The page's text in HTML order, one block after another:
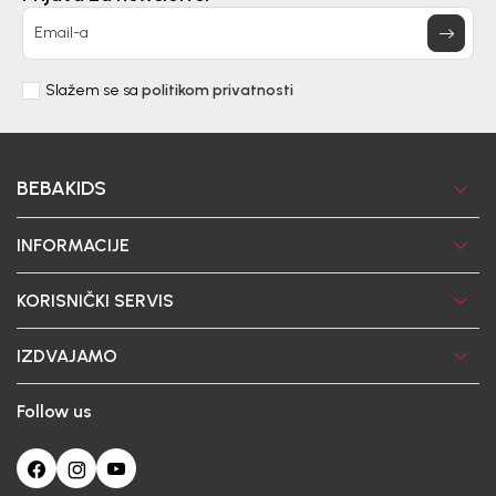
Email-a
Slažem se sa politikom privatnosti
BEBAKIDS
INFORMACIJE
KORISNIČKI SERVIS
IZDVAJAMO
Follow us